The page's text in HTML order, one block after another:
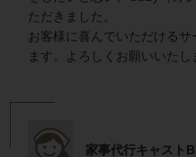
ただきました。
お客様に喜んでいただける
ます。よろしくお願いいたし
家事代行キャスト